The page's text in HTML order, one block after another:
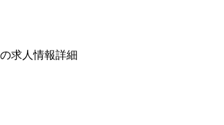
求人情報詳細